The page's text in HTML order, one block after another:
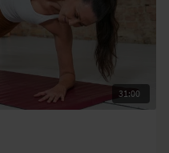
31:00